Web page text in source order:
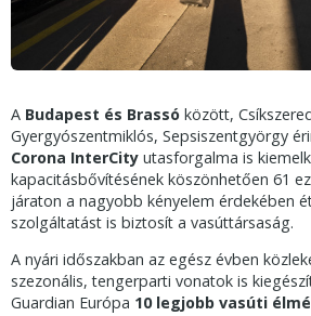
A Budapest és Brassó között,
Gyergyószentmiklós, Sepsiszentgyörgy
Corona InterCity utasforgalma is
kapacitásbővítésének köszönhetően 61
járaton a nagyobb kényelem érdekében
szolgáltatást is biztosít a vasúttársaság.
A nyári időszakban az egész évben
szezonális, tengerparti vonatok is
Guardian Európa 10 legjobb vasúti